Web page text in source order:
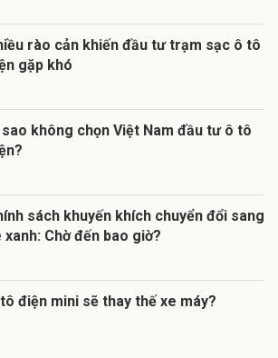
rào cản khiến đầu tư trạm sạc ô tô
gặp khó
sao không chọn Việt Nam đầu tư ô tô
sách khuyến khích chuyển đổi sang
xanh: Chờ đến bao giờ?
điện mini sẽ thay thế xe máy?